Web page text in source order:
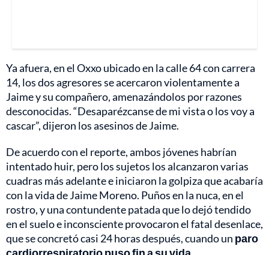
Ya afuera, en el Oxxo ubicado en la calle 64 con carrera
14, los dos agresores se acercaron violentamente a
Jaime y su compañero, amenazándolos por razones
desconocidas. “Desaparézcanse de mi vista o los voy a
cascar”, dijeron los asesinos de Jaime.
De acuerdo con el reporte, ambos jóvenes habrían
intentado huir, pero los sujetos los alcanzaron varias
cuadras más adelante e iniciaron la golpiza que acabaría
con la vida de Jaime Moreno. Puños en la nuca, en el
rostro, y una contundente patada que lo dejó tendido
en el suelo e inconsciente provocaron el fatal desenlace,
que se concretó casi 24 horas después, cuando un paro